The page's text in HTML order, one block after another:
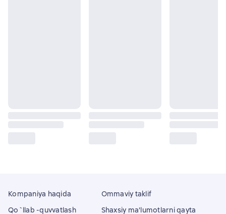
Kompaniya haqida
Qo`llab -quvvatlash
Ommaviy taklif
Shaxsiy ma'lumotlarni qayta